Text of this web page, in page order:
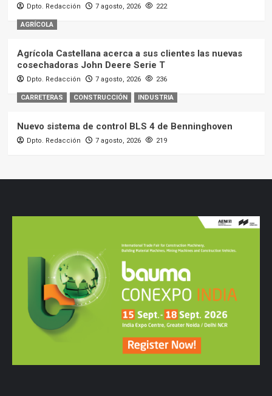
Dpto. Redacción 7 agosto, 2026 222
AGRÍCOLA
Agrícola Castellana acerca a sus clientes las nuevas
cosechadoras John Deere Serie T
Dpto. Redacción 7 agosto, 2026 236
CARRETERAS CONSTRUCCIÓN INDUSTRIA
Nuevo sistema de control BLS 4 de Benninghoven
Dpto. Redacción 7 agosto, 2026 219